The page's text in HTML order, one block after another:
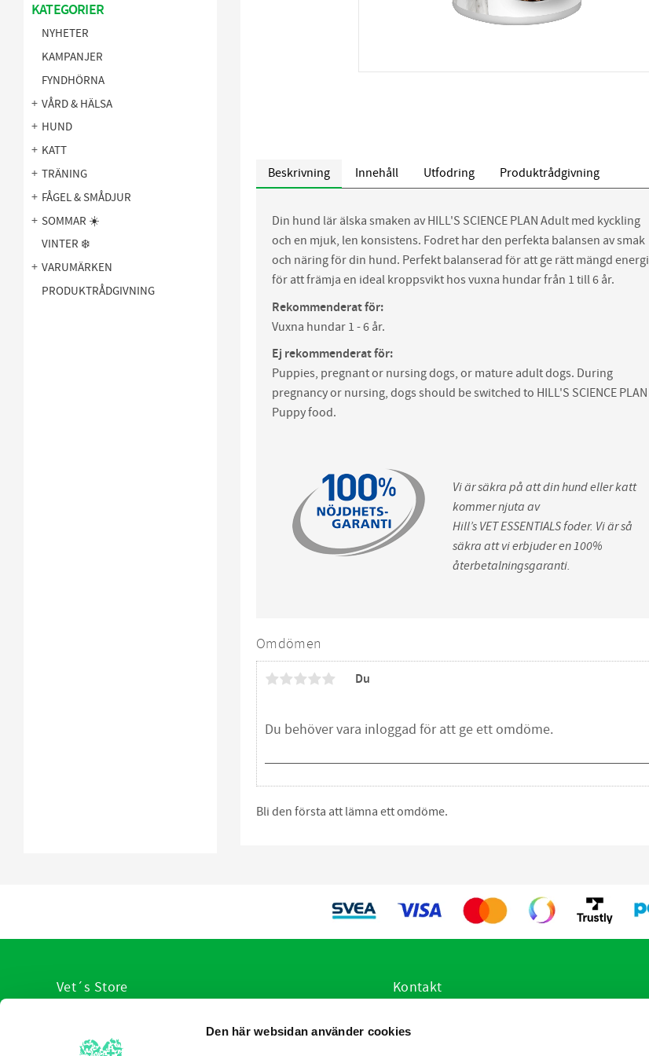
Den här websidan använder cookies
Beskrivning Innehåll Utfodring Produktrådgivning
Din hund lär älska smaken av HILL'S SCIENCE PLAN Adult med kyckling
och en mjuk, len konsistens. Fodret har den perfekta balansen av smak
och näring för din hund. Perfekt balanserad för att ge rätt mängd energi
för att främja en ideal kroppsvikt hos vuxna hundar från 1 till 6 år.
Rekommenderat för:
Vuxna hundar 1 - 6 år.
Ej rekommenderat för:
Puppies, pregnant or nursing dogs, or mature adult dogs. During
pregnancy or nursing, dogs should be switched to HILL'S SCIENCE PLAN
Puppy food.
Vi är säkra på att din hund eller katt
kommer njuta av
Hill’s VET ESSENTIALSfoder. Vi är så
säkra att vi erbjuder en 100%
återbetalningsgaranti.
Omdömen
Du
Bli den första att lämna ett omdöme.
KATEGORIER
NYHETER
KAMPANJER
FYNDHÖRNA
VÅRD & HÄLSA
HUND
KATT
TRÄNING
FÅGEL & SMÅDJUR
SOMMAR ☀️
VINTER ❄️
VARUMÄRKEN
PRODUKTRÅDGIVNING
Vet´s Store
anpassade för olika sjukdomstillstånd. Du slipper leta, vi
Kontakt
Öppettider: Mån-Fre: 07.30-16.30